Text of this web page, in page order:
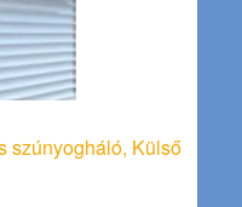
szúnyogháló, Külső